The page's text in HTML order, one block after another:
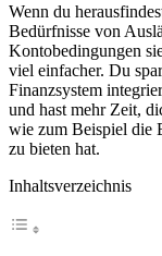
Wenn du
Bedürfnisse von
Kontobedingungen
viel einfacher. Du
Finanzsystem
und hast mehr Zeit,
wie zum Beispiel die
zu bieten hat.
Inhaltsverzeichnis